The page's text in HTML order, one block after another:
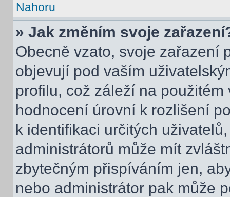
Nahoru
» Jak změním svoje
Obecně vzato, svoje zařazení
objevují pod vaším
profilu, což záleží na
hodnocení úrovní k rozlišení
k identifikaci určitých
administrátorů může mít
zbytečným přispíváním jen,
nebo administrátor pak může